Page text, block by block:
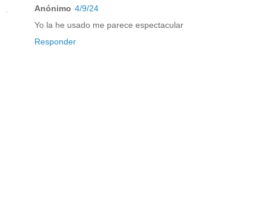
Anónimo 4/9/24
Yo la he usado me parece espectacular
Responder